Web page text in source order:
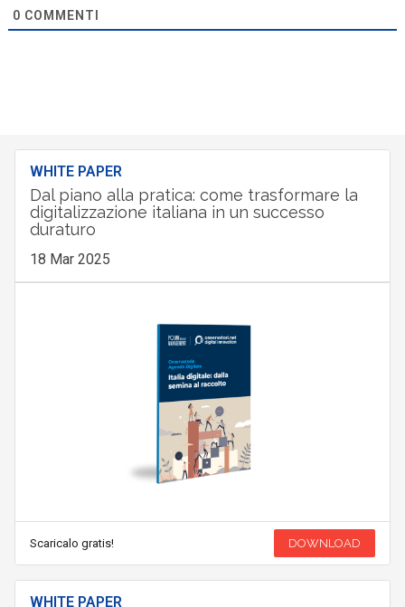
0 COMMENTI
WHITE PAPER
Dal piano alla pratica: come trasformare la
digitalizzazione italiana in un successo
duraturo
18 Mar 2025
Scaricalo gratis! DOWNLOAD
WHITE PAPER